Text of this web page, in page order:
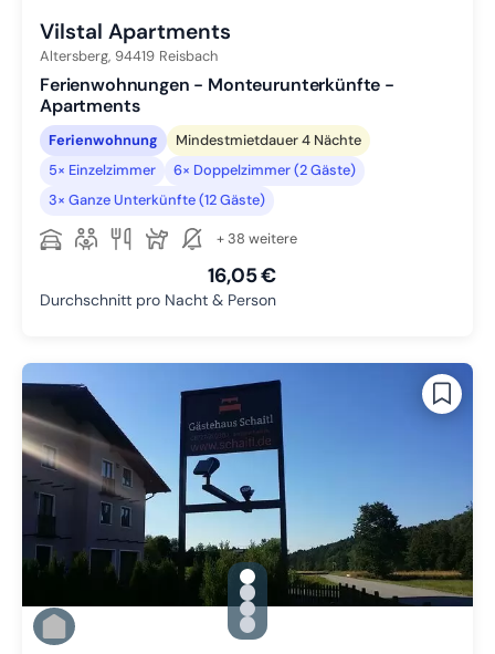
Vilstal Apartments
Altersberg, 94419 Reisbach
Ferienwohnungen - Monteurunterkünfte -
Apartments
Ferienwohnung
Mindestmietdauer 4 Nächte
5× Einzelzimmer
6× Doppelzimmer (2 Gäste)
3× Ganze Unterkünfte (12 Gäste)
+ 38 weitere
16,05 €
Durchschnitt pro Nacht & Person
gallery.slide_selector
Zu Slide 1 wechseln
Zu Slide 2 wechseln
Zu Slide 3 wechseln
Zu Slide 4 wechseln